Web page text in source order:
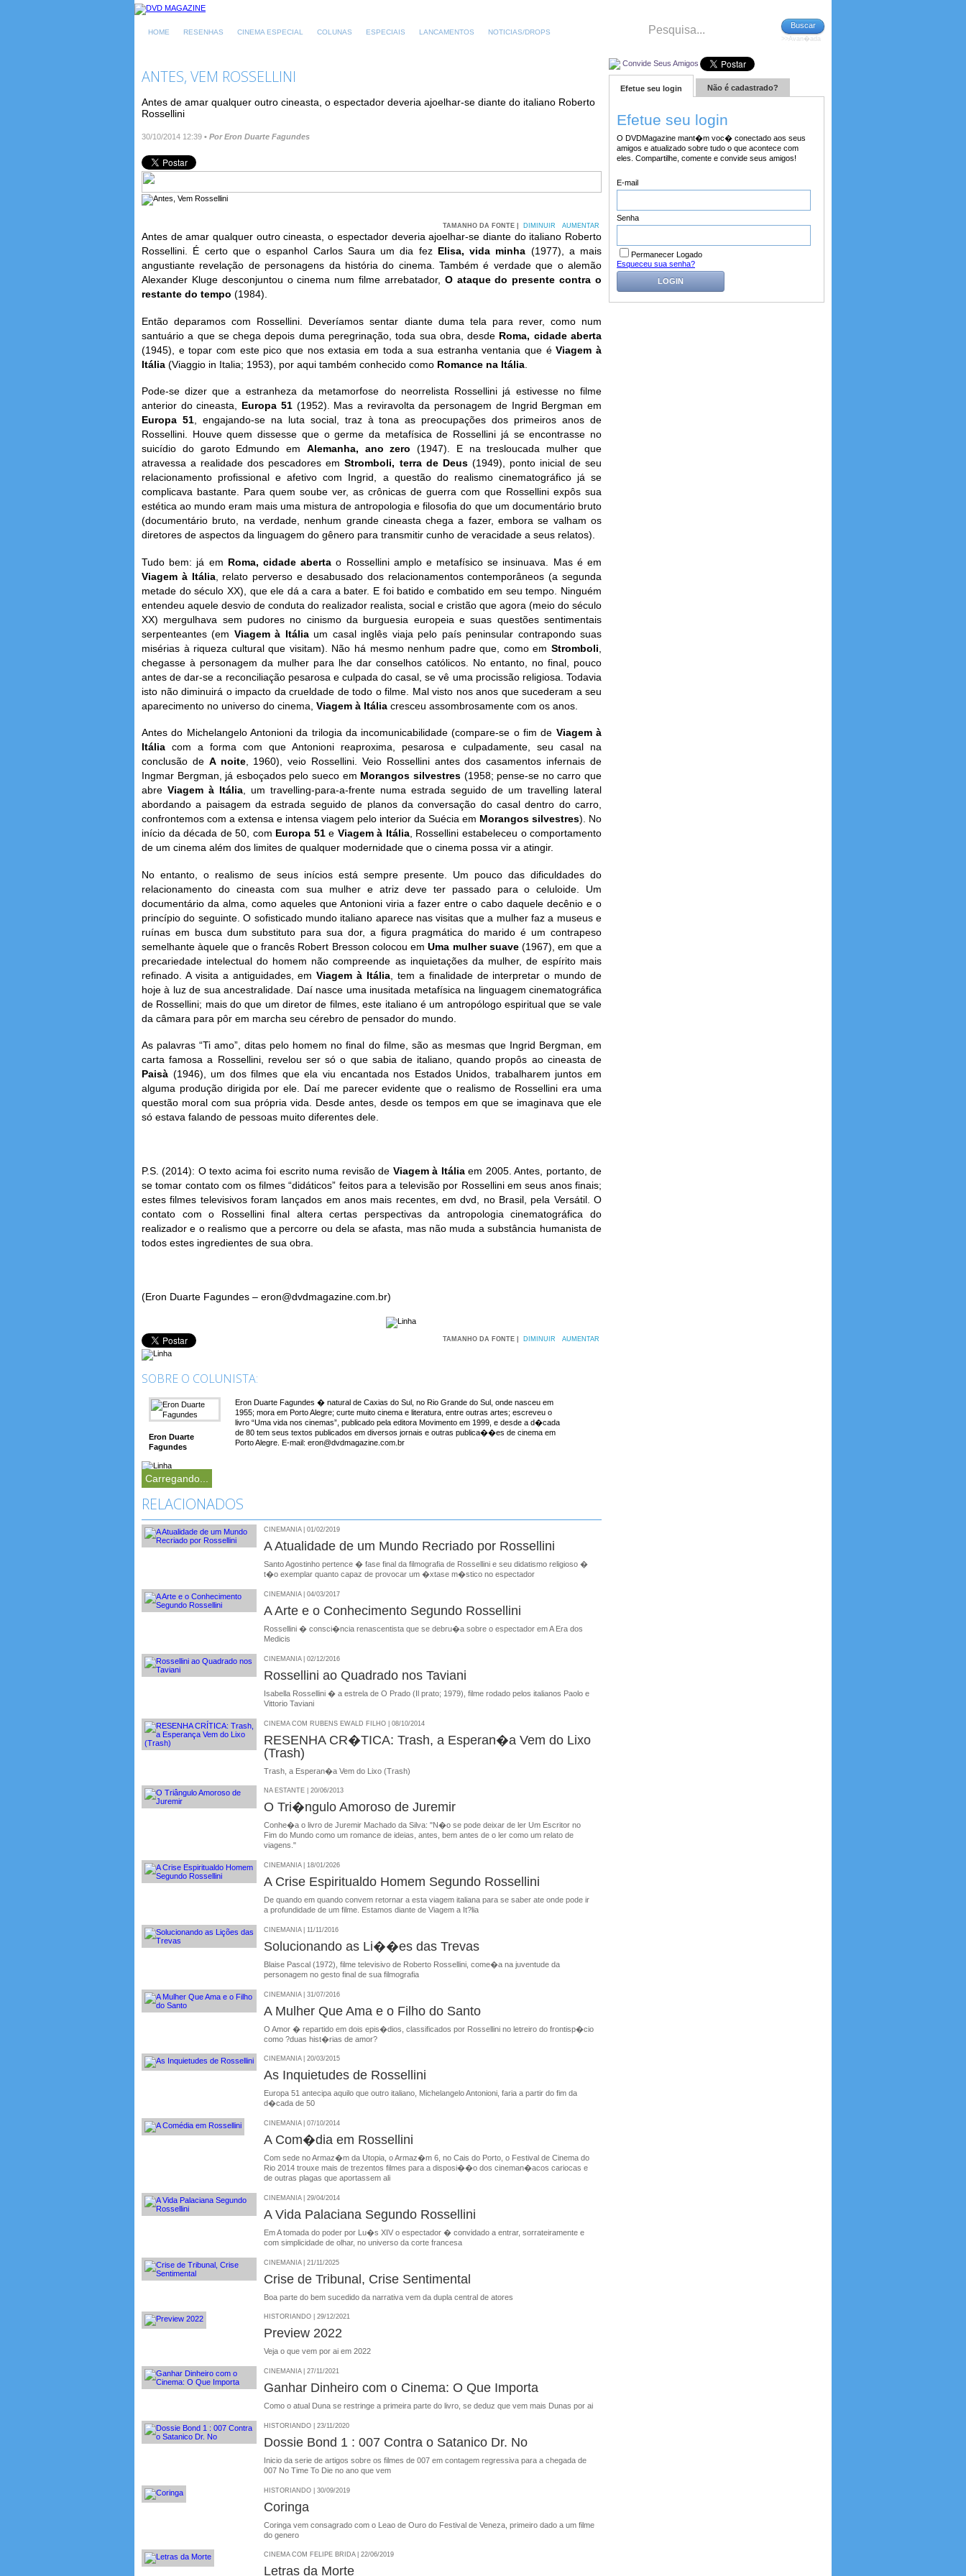
HOME RESENHAS CINEMA ESPECIAL COLUNAS ESPECIAIS LANCAMENTOS NOTICIAS/DROPS
Buscar
>>Avan�ada
ANTES, VEM ROSSELLINI
Antes de amar qualquer outro cineasta, o espectador deveria ajoelhar-se diante do italiano Roberto
Rossellini
30/10/2014 12:39 • Por Eron Duarte Fagundes
TAMANHO DA FONTE | DIMINUIR AUMENTAR
Antes de amar qualquer outro cineasta, o espectador deveria ajoelhar-se diante do italiano Roberto
Rossellini. É certo que o espanhol Carlos Saura um dia fez Elisa, vida minha (1977), a mais
angustiante revelação de personagens da história do cinema. Também é verdade que o alemão
Alexander Kluge desconjuntou o cinema num filme arrebatador, O ataque do presente contra o
restante do tempo (1984).
Então deparamos com Rossellini. Deveríamos sentar diante duma tela para rever, como num
santuário a que se chega depois duma peregrinação, toda sua obra, desde Roma, cidade aberta
(1945), e topar com este pico que nos extasia em toda a sua estranha ventania que éViagem à
Itália (Viaggio in Italia; 1953), por aqui também conhecido como Romance na Itália
Pode-se dizer que a estranheza da metamorfose do neorrelista Rossellini já estivesse no filme
anterior do cineasta, Europa 51 (1952). Mas a reviravolta da personagem de Ingrid Bergman em
Europa 51, engajando-se na luta social, traz à tona as preocupações dos primeiros anos de
Rossellini. Houve quem dissesse que o germe da metafísica de Rossellini já se encontrasse no
suicídio do garoto Edmundo em Alemanha, ano zero(1947). E na tresloucada mulher que
atravessa a realidade dos pescadores emStromboli, terra de Deus (1949), ponto inicial de seu
relacionamento profissional e afetivo com Ingrid, a questão do realismo cinematográfico já se
complicava bastante. Para quem soube ver, as crônicas de guerra com que Rossellini expôs sua
estética ao mundo eram mais uma mistura de antropologia e filosofia do que um documentário bruto
(documentário bruto, na verdade, nenhum grande cineasta chega a fazer, embora se valham os
diretores de aspectos da linguagem do gênero para transmitir cunho de veracidade a seus relatos).
Tudo bem: já em Roma, cidade abertao Rossellini amplo e metafísico se insinuava. Mas é em
Viagem à Itália, relato perverso e desabusado dos relacionamentos contemporâneos (a segunda
metade do século XX), que ele dá a cara a bater. E foi batido e combatido em seu tempo. Ninguém
entendeu aquele desvio de conduta do realizador realista, social e cristão que agora (meio do século
XX) mergulhava sem pudores no cinismo da burguesia europeia e suas questões sentimentais
serpenteantes (em Viagem à Itáliaum casal inglês viaja pelo país peninsular contrapondo suas
misérias à riqueza cultural que visitam). Não há mesmo nenhum padre que, como em Stromboli
chegasse à personagem da mulher para lhe dar conselhos católicos. No entanto, no final, pouco
antes de dar-se a reconciliação pesarosa e culpada do casal, se vê uma procissão religiosa. Todavia
isto não diminuirá o impacto da crueldade de todo o filme. Mal visto nos anos que sucederam a seu
aparecimento no universo do cinema, Viagem à Itália cresceu assombrosamente com os anos.
Antes do Michelangelo Antonioni da trilogia da incomunicabilidade (compare-se o fim de Viagem à
Itália com a forma com que Antonioni reaproxima, pesarosa e culpadamente, seu casal na
conclusão de A noite, 1960), veio Rossellini. Veio Rossellini antes dos casamentos infernais de
Ingmar Bergman, já esboçados pelo sueco em Morangos silvestres (1958; pense-se no carro que
abre Viagem à Itália, um travelling-para-a-frente numa estrada seguido de um travelling lateral
abordando a paisagem da estrada seguido de planos da conversação do casal dentro do carro,
confrontemos com a extensa e intensa viagem pelo interior da Suécia em Morangos silvestres). No
início da década de 50, com Europa 51e Viagem à Itália, Rossellini estabeleceu o comportamento
de um cinema além dos limites de qualquer modernidade que o cinema possa vir a atingir.
No entanto, o realismo de seus inícios está sempre presente. Um pouco das dificuldades do
relacionamento do cineasta com sua mulher e atriz deve ter passado para o celuloide. Um
documentário da alma, como aqueles que Antonioni viria a fazer entre o cabo daquele decênio e o
princípio do seguinte. O sofisticado mundo italiano aparece nas visitas que a mulher faz a museus e
ruínas em busca dum substituto para sua dor, a figura pragmática do marido é um contrapeso
semelhante àquele que o francês Robert Bresson colocou emUma mulher suave(1967), em que a
precariedade intelectual do homem não compreende as inquietações da mulher, de espírito mais
refinado. A visita a antiguidades, emViagem à Itália , tem a finalidade de interpretar o mundo de
hoje à luz de sua ancestralidade. Daí nasce uma inusitada metafísica na linguagem cinematográfica
de Rossellini; mais do que um diretor de filmes, este italiano é um antropólogo espiritual que se vale
da câmara para pôr em marcha seu cérebro de pensador do mundo.
As palavras “Ti amo”, ditas pelo homem no final do filme, são as mesmas que Ingrid Bergman, em
carta famosa a Rossellini, revelou ser só o que sabia de italiano, quando propôs ao cineasta de
Paisà (1946), um dos filmes que ela viu encantada nos Estados Unidos, trabalharem juntos em
alguma produção dirigida por ele. Daí me parecer evidente que o realismo de Rossellini era uma
questão moral com sua própria vida. Desde antes, desde os tempos em que se imaginava que ele
só estava falando de pessoas muito diferentes dele.
P.S. (2014): O texto acima foi escrito numa revisão de Viagem à Itáliaem 2005. Antes, portanto, de
se tomar contato com os filmes “didáticos” feitos para a televisão por Rossellini em seus anos finais;
estes filmes televisivos foram lançados em anos mais recentes, em dvd, no Brasil, pela Versátil. O
contato com o Rossellini final altera certas perspectivas da antropologia cinematográfica do
realizador e o realismo que a percorre ou dela se afasta, mas não muda a substância humanista de
todos estes ingredientes de sua obra.
(Eron Duarte Fagundes – eron@dvdmagazine.com.br)
TAMANHO DA FONTE | DIMINUIR AUMENTAR
SOBRE O COLUNISTA:
Eron Duarte
Fagundes
Eron Duarte Fagundes � natural de Caxias do Sul, no Rio Grande do Sul, onde nasceu em
1955; mora em Porto Alegre; curte muito cinema e literatura, entre outras artes; escreveu o
livro “Uma vida nos cinemas”, publicado pela editora Movimento em 1999, e desde a d�cada
de 80 tem seus textos publicados em diversos jornais e outras publica��es de cinema em
Porto Alegre. E-mail: eron@dvdmagazine.com.br
Carregando...
RELACIONADOS
CINEMANIA | 01/02/2019
A Atualidade de um Mundo Recriado por Rossellini
Santo Agostinho pertence � fase final da filmografia de Rossellini e seu didatismo religioso �
t�o exemplar quanto capaz de provocar um �xtase m�stico no espectador
CINEMANIA | 04/03/2017
A Arte e o Conhecimento Segundo Rossellini
Rossellini � consci�ncia renascentista que se debru�a sobre o espectador em A Era dos
Medicis
CINEMANIA | 02/12/2016
Rossellini ao Quadrado nos Taviani
Isabella Rossellini � a estrela de O Prado (Il prato; 1979), filme rodado pelos italianos Paolo e
Vittorio Taviani
CINEMA COM RUBENS EWALD FILHO | 08/10/2014
RESENHA CR�TICA: Trash, a Esperan�a Vem do Lixo
(Trash)
Trash, a Esperan�a Vem do Lixo (Trash)
NA ESTANTE | 20/06/2013
O Tri�ngulo Amoroso de Juremir
Conhe�a o livro de Juremir Machado da Silva: "N�o se pode deixar de ler Um Escritor no
Fim do Mundo como um romance de ideias, antes, bem antes de o ler como um relato de
viagens."
CINEMANIA | 18/01/2026
A Crise Espiritualdo Homem Segundo Rossellini
De quando em quando convem retornar a esta viagem italiana para se saber ate onde pode ir
a profundidade de um filme. Estamos diante de Viagem a It?lia
CINEMANIA | 11/11/2016
Solucionando as Li��es das Trevas
Blaise Pascal (1972), filme televisivo de Roberto Rossellini, come�a na juventude da
personagem no gesto final de sua filmografia
CINEMANIA | 31/07/2016
A Mulher Que Ama e o Filho do Santo
O Amor � repartido em dois epis�dios, classificados por Rossellini no letreiro do frontisp�cio
como ?duas hist�rias de amor?
CINEMANIA | 20/03/2015
As Inquietudes de Rossellini
Europa 51 antecipa aquilo que outro italiano, Michelangelo Antonioni, faria a partir do fim da
d�cada de 50
CINEMANIA | 07/10/2014
A Com�dia em Rossellini
Com sede no Armaz�m da Utopia, o Armaz�m 6, no Cais do Porto, o Festival de Cinema do
Rio 2014 trouxe mais de trezentos filmes para a disposi��o dos cineman�acos cariocas e
de outras plagas que aportassem ali
CINEMANIA | 29/04/2014
A Vida Palaciana Segundo Rossellini
Em A tomada do poder por Lu�s XIV o espectador � convidado a entrar, sorrateiramente e
com simplicidade de olhar, no universo da corte francesa
CINEMANIA | 21/11/2025
Crise de Tribunal, Crise Sentimental
Boa parte do bem sucedido da narrativa vem da dupla central de atores
HISTORIANDO | 29/12/2021
Preview 2022
Veja o que vem por ai em 2022
CINEMANIA | 27/11/2021
Ganhar Dinheiro com o Cinema: O Que Importa
Como o atual Duna se restringe a primeira parte do livro, se deduz que vem mais Dunas por ai
HISTORIANDO | 23/11/2020
Dossie Bond 1 : 007 Contra o Satanico Dr. No
Inicio da serie de artigos sobre os filmes de 007 em contagem regressiva para a chegada de
007 No Time To Die no ano que vem
HISTORIANDO | 30/09/2019
Coringa
Coringa vem consagrado com o Leao de Ouro do Festival de Veneza, primeiro dado a um filme
do genero
CINEMA COM FELIPE BRIDA | 22/06/2019
Letras da Morte
Convide Seus Amigos
Efetue seu login Não é cadastrado?
Efetue seu login
O DVDMagazine mant�m voc� conectado aos seus
amigos e atualizado sobre tudo o que acontece com
eles. Compartilhe, comente e convide seus amigos!
E-mail
Senha
Permanecer Logado
Esqueceu sua senha?
LOGIN